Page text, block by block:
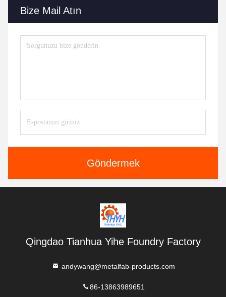
Bize Mail Atın
Göndermek
Qingdao Tianhua Yihe Foundry Factory
andywang@metalfab-products.com
86-13863989651